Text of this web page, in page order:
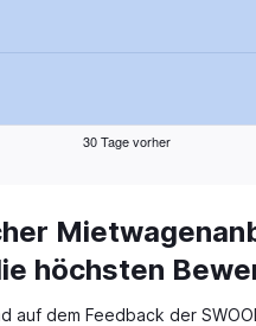
30 Tage vorher
höchsten
auf dem Feedback der